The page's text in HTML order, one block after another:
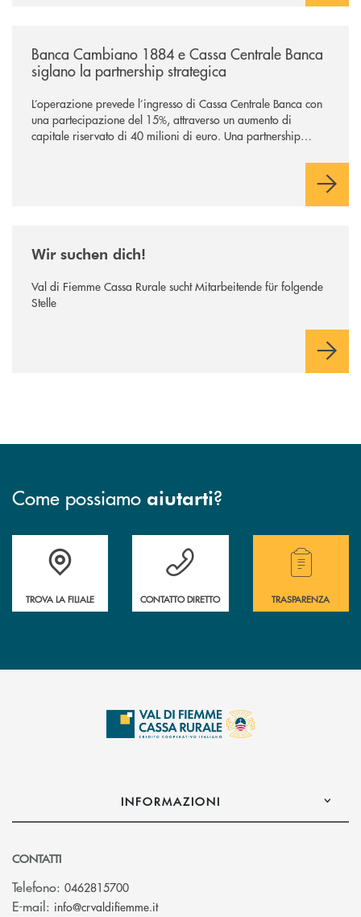
Banca Cambiano 1884 e Cassa Centrale Banca
siglano la partnership strategica
L’operazione prevede l’ingresso di Cassa Centrale Banca con
una partecipazione del 15%, attraverso un aumento di
capitale riservato di 40 milioni di euro. Una partnership
comuni e sulla prossimità ai territori, per ampliare l’offerta e
Wir suchen dich!
Val di Fiemme Cassa Rurale sucht Mitarbeitende für folgende
Stelle
Come possiamo aiutarti?
Accedi all' elenco completo delle filiali della Cassa Rurale.
TROVA LA FILIALE
Hai bisogno di assistenza immediata?
CONTATTO DIRETTO
Hai bisogno di
TRASPARENZA
INFORMAZIONI
CONTATTI
Telefono: 0462815700
E-mail: info@crvaldifiemme.it(si apre l’app di posta elettronica)